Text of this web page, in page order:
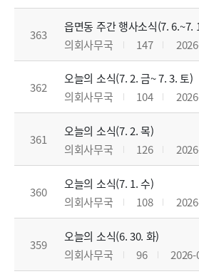
363
읍면동 주간 행사소식(7. 6.~7.
의회사무국
147
362
오늘의 소식(7. 2. 금~ 7. 3. 토)
의회사무국
104
361
오늘의 소식(7. 2. 목)
의회사무국
126
360
오늘의 소식(7. 1. 수)
의회사무국
108
359
오늘의 소식(6. 30. 화)
의회사무국
96